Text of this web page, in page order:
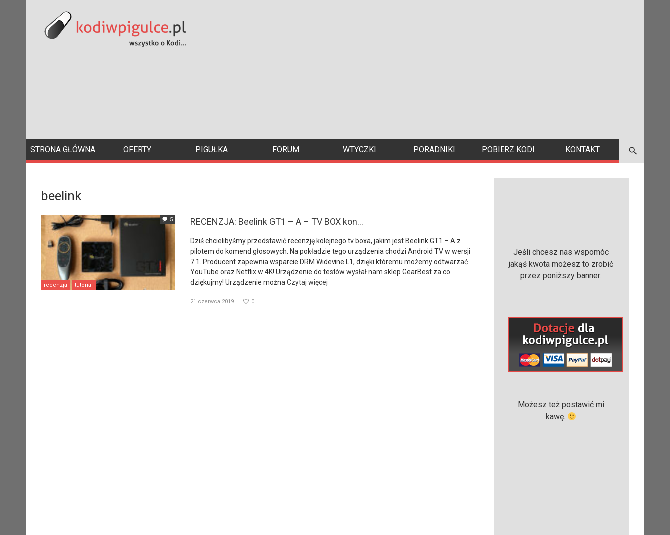
STRONA GŁÓWNA OFERTY PIGUŁKA FORUM WTYCZKI PORADNIKI POBIERZ KODI KONTAKT
beelink
5
recenzja tutorial
RECENZJA: Beelink GT1 – A – TV BOX kon...
Dziś chcielibyśmy przedstawić recenzję kolejnego tv boxa, jakim jest Beelink GT1 – A z
pilotem do komend głosowych. Na pokładzie tego urządzenia chodzi Android TV w wersji
7.1. Producent zapewnia wsparcie DRM Widevine L1, dzięki któremu możemy odtwarzać
YouTube oraz Netflix w 4K! Urządzenie do testów wysłał nam sklep GearBest za co
dziękujmy! Urządzenie można Czytaj więcej
21 czerwca 2019 0
Jeśli chcesz nas wspomóc
jakąś kwota możesz to zrobić
przez poniższy banner:
Możesz też postawić mi
kawę.